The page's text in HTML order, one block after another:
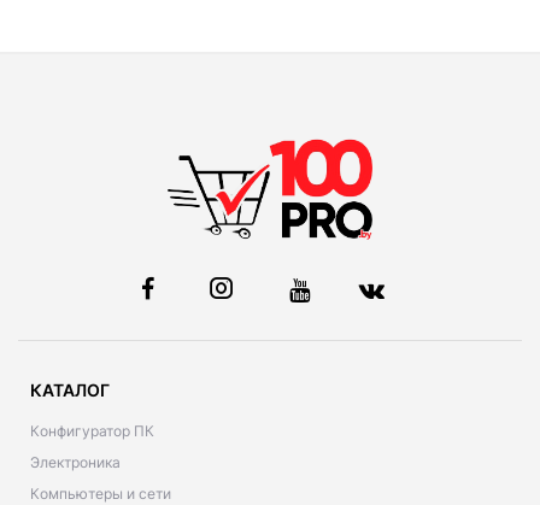
КАТАЛОГ
Конфигуратор ПК
Электроника
Компьютеры и сети